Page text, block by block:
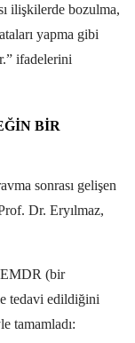
ilişkilerde bozulma,
yapma gibi
ifadelerini
BIR
sonrası gelişen
Dr. Eryılmaz,
EMDR (bir
tedavi edildiğini
tamamladı: